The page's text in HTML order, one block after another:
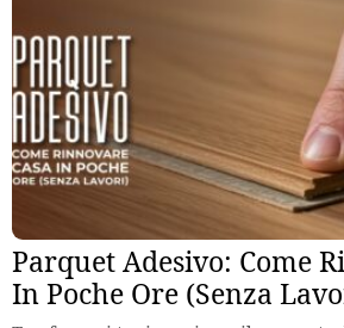
Parquet Adesivo: Come
In Poche Ore (Senza